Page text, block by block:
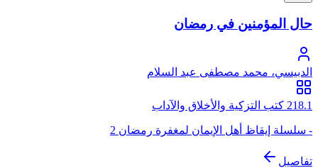
حال المؤمنين في رمضان
الدبيسي، محمد مصطفى عبد السلام
218.1 كتب التزكية والأخلاق والآداب
- سلسلة إيقاظ أهل الإيمان لمغفرة رمضان 2
تفاصيل